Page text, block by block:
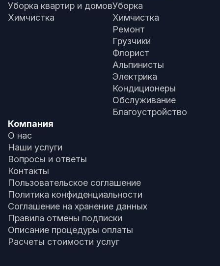
Уборка квартир и домов
Химчистка
Уборка
Химчистка
Ремонт
Грузчики
Флорист
Альпинисты
Электрика
Кондиционеры
Обслуживание
Благоустройство
Компания
О нас
Наши услуги
Вопросы и ответы
Контакты
Пользовательское соглашение
Политика конфиденциальности
Соглашение на хранение данных
Правила отмены подписки
Описание процедуры оплаты
Расчеты стоимости услуг